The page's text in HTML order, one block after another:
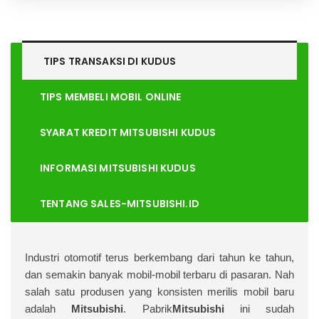
TIPS TRANSAKSI DI KUDUS
TIPS MEMBELI MOBIL ONLINE
SYARAT KREDIT MITSUBISHI KUDUS
INFORMASI MITSUBISHI KUDUS
TENTANG SALES-MITSUBISHI.ID
ndustri otomotif terus berkembang dari tahun ke tahun,
dan semakin banyak mobil-mobil terbaru di pasaran. Nah
salah satu produsen yang konsisten merilis mobil baru
adalah
Mitsubishi. Pabrik Mitsubishi ini sudah